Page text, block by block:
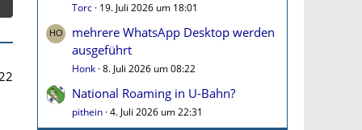
Torc 19. Juli 2026 um 18:01
mehrere WhatsApp Desktop werden
ausgeführt
Honk 8. Juli 2026 um 08:22
National Roaming in U-Bahn?
pithein 4. Juli 2026 um 22:31